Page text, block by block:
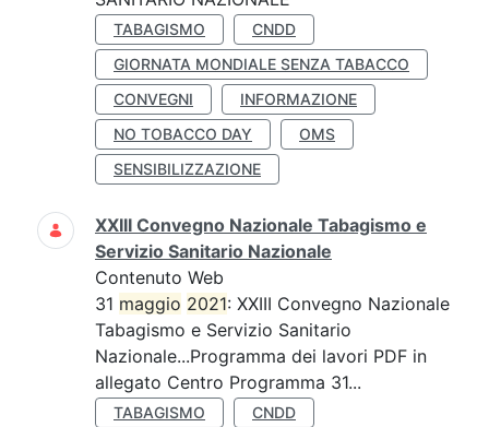
TABAGISMO
CNDD
GIORNATA MONDIALE SENZA TABACCO
CONVEGNI
INFORMAZIONE
NO TOBACCO DAY
OMS
SENSIBILIZZAZIONE
XXIII Convegno Nazionale Tabagismo e
Servizio Sanitario Nazionale
Contenuto Web
31 maggio 2021: XXIII Convegno Nazionale
Tabagismo e Servizio Sanitario
Nazionale...Programma dei lavori PDF in
allegato Centro Programma 31...
TABAGISMO
CNDD